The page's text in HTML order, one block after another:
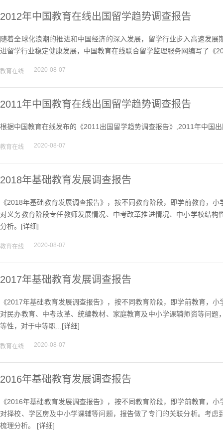
2012年中国教育在线出国留学趋势调查报告
随着全球化浪潮的推进和中国经济的深入发展，留学行业步入高速发
进留学行业稳定健康发展，中国教育在线联合留学监理服务网编写了《
教育在线 2020-08-07
2011年中国教育在线出国留学趋势调查报告
根据中国教育在线发布的《2011出国留学趋势调查报告》,2011年中国
教育在线 2020-08-07
2018年基础教育发展调查报告
《2018年基础教育发展调查报告》，按不同教育阶段，即学前教育，
对义务教育阶段专任教师发展情况、中考改革推进情况、中小学校结
分析。[详细]
教育在线 2020-08-07
2017年基础教育发展调查报告
《2017年基础教育发展调查报告》，按不同教育阶段，即学前教育，
对民办教育、中考改革、统编教材、家庭教育及中小学课辅师资等问
等性，对于中等职...[详细]
教育在线 2020-08-07
2016年基础教育发展调查报告
《2016年基础教育发展调查报告》，按不同教育阶段，即学前教育，
对择校、学区房及中小学课辅等问题，报告做了专门的关联分析。考
梳理分析。 [详细]